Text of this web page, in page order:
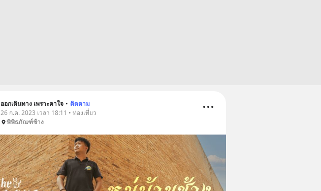
ออกเดินทาง เพราะคาใจ • ติดตาม
26 ก.ค. 2023 เวลา 18:11 • ท่องเที่ยว
พิพิธภัณฑ์ช้าง